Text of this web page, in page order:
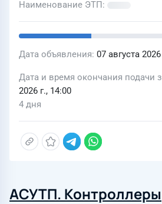
документации в
поставкой
Наименование ЭТП
Дата объявления 07 августа
Дата и время окончания подачи
2026 г., 14:00
4 дня
АСУТП. Контроллеры